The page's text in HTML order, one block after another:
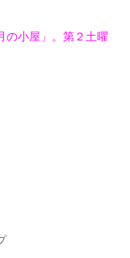
小屋」。第２土曜